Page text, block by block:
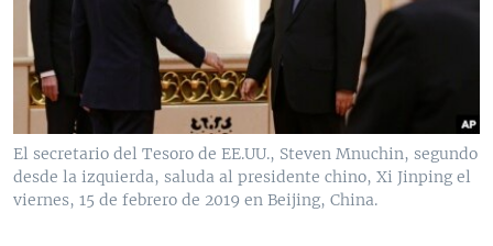
ENTRETENIMIENTO Y CULTURA
TECNOLOGÍA
DEPORTES
CIENCIA Y SALUD
MULTIMEDIA
FOTOGRAFÍA
AUDIOS
PROGRAMAS TV
EL MUNDO AL DÍA
FORO INTERAMERICANO
VISIÓN 360
RADIO
AVANCE INFORMATIVO
AUDIONOTICIAS
DIRECT
DOCUMENTALES DE LA VOA
El secretario del Tesoro de EE.UU., Steven Mnuchin, segundo
desde la izquierda, saluda al presidente chino, Xi Jinping el
viernes, 15 de febrero de 2019 en Beijing, China.